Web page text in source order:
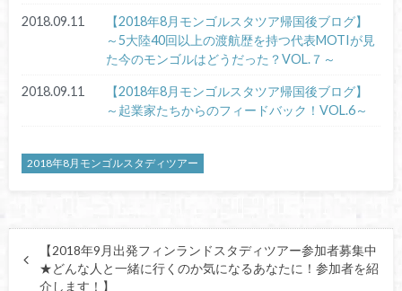
2018.09.11
【2018年8月モンゴルスタツア帰国後ブログ】
～5大陸40回以上の渡航歴を持つ代表MOTIが見
た今のモンゴルはどうだった？VOL.７～
2018.09.11
【2018年8月モンゴルスタツア帰国後ブログ】
～起業家たちからのフィードバック！VOL.6～
2018年8月モンゴルスタディツアー
【2018年9月出発フィンランドスタディツアー参加者募集中
★どんな人と一緒に行くのか気になるあなたに！参加者を紹
介します！】